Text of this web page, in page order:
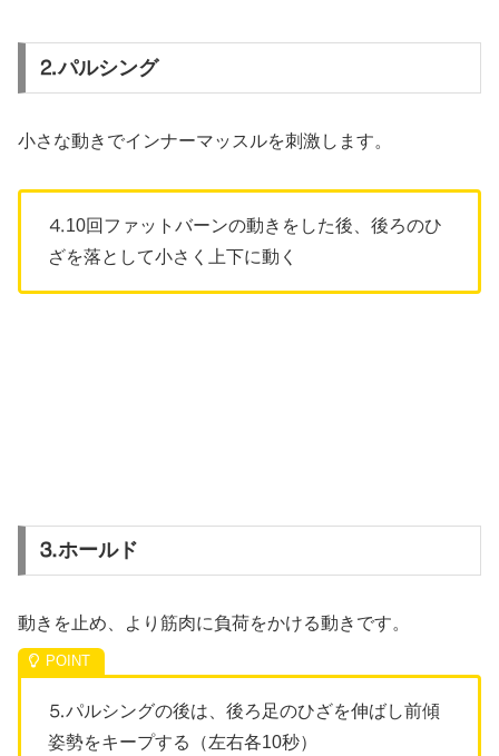
⒉パルシング
小さな動きでインナーマッスルを刺激します。
⒋10回ファットバーンの動きをした後、後ろのひ
ざを落として小さく上下に動く
⒊ホールド
動きを止め、より筋肉に負荷をかける動きです。
⒌パルシングの後は、後ろ足のひざを伸ばし前傾
姿勢をキープする（左右各10秒）